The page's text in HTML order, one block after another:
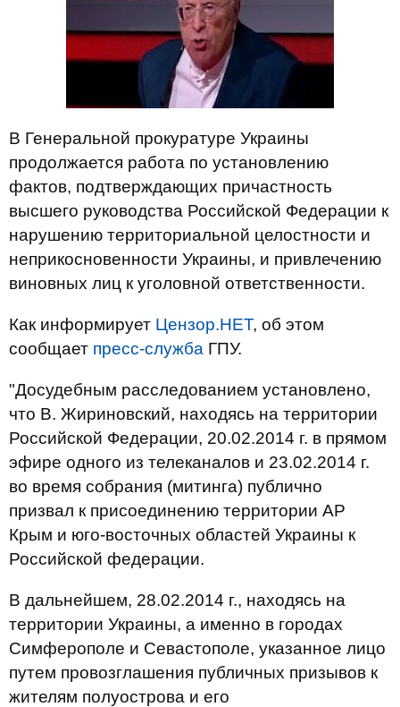
В Генеральной прокуратуре Украины
продолжается работа по установлению
фактов, подтверждающих причастность
высшего руководства Российской Федерации к
нарушению территориальной целостности и
неприкосновенности Украины, и привлечению
виновных лиц к уголовной ответственности.
Как информирует Цензор.НЕТ, об этом
сообщает пресс-служба ГПУ.
"Досудебным расследованием установлено,
что В. Жириновский, находясь на территории
Российской Федерации, 20.02.2014 г. в прямом
эфире одного из телеканалов и 23.02.2014 г.
во время собрания (митинга) публично
призвал к присоединению территории АР
Крым и юго-восточных областей Украины к
Российской федерации.
В дальнейшем, 28.02.2014 г., находясь на
территории Украины, а именно в городах
Симферополе и Севастополе, указанное лицо
путем провозглашения публичных призывов к
жителям полуострова и его